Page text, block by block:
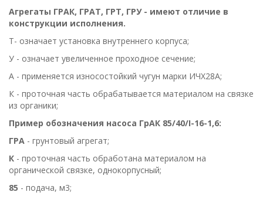
Агрегаты ГРАК, ГРАТ, ГРТ, ГРУ - имеют отличие в
конструкции исполнения.
Т- означает установка внутреннего корпуса;
У - означает увеличенное проходное сечение;
А - применяется износостойкий чугун марки ИЧХ28А;
К - проточная часть обрабатывается материалом на связке
из органики;
Пример обозначения насоса ГрАК 85/40/I-16-1,6:
ГРА - грунтовый агрегат;
К - проточная часть обработана материалом на
органической связке, однокорпусный;
85 - подача, м3;